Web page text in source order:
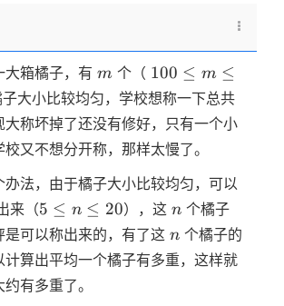
大箱橘子，有 m
m 个（ 100
\le
\le
1000
100 ≤ m ≤
大小比较均匀，学校想称一下总共
大称坏掉了还没有修好，只有一个小
又不想分开称，那样太慢了。
办法，由于橘子大小比较均匀，可以
来（5
\le
n
\le
20
5 ≤ n ≤ 20），这 n
n个橘子
是可以称出来的，有了这 n
n 个橘子的
计算出平均一个橘子有多重，这样就
有多重了。